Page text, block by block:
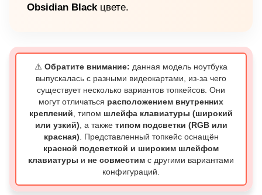
Obsidian Blackцвете.
⚠️ Обратите внимание: данная модель ноутбука
выпускалась с разными видеокартами, из-за чего
существует несколько вариантов топкейсов. Они
могут отличаться расположением внутренних
креплений, типом шлейфа клавиатуры (широкий
или узкий), а также типом подсветки (RGB или
красная). Представленный топкейс оснащён
красной подсветкой и широким шлейфом
клавиатуры и не совместим с другими вариантами
конфигураций.